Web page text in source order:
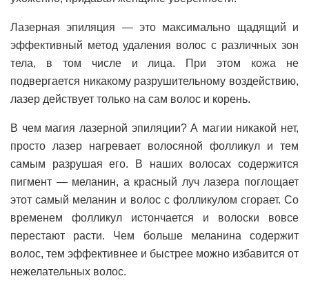
Лазерная эпиляция — это максимально щадящий и
эффективный метод удаления волос с различных зон
тела, в том числе и лица. При этом кожа не
подвергается никакому разрушительному воздействию,
лазер действует только на сам волос и корень.
В чем магия лазерной эпиляции? А магии никакой нет,
просто лазер нагревает волосяной фолликул и тем
самым разрушая его. В наших волосах содержится
пигмент — меланин, а красный луч лазера поглощает
этот самый меланин и волос с фолликулом сгорает. Со
временем фолликул истончается и волоски вовсе
перестают расти. Чем больше меланина содержит
волос, тем эффективнее и быстрее можно избавится от
нежелательных волос.